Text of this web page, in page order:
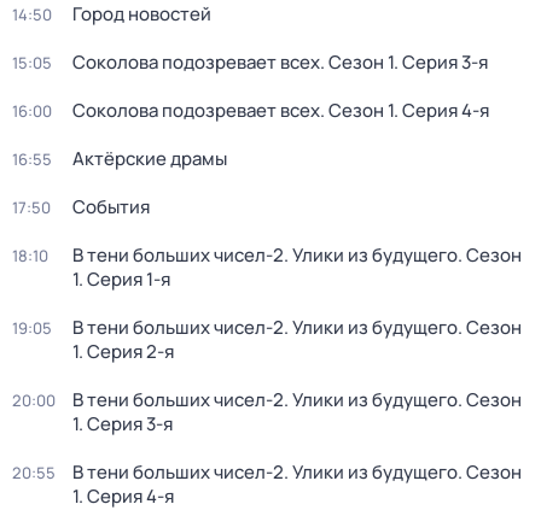
14:50 Город новостей
15:05 Соколова подозревает всех. Сезон 1. Серия 3-я
16:00 Соколова подозревает всех. Сезон 1. Серия 4-я
16:55 Актёрские драмы
17:50 События
18:10 В тени больших чисел-2. Улики из будущего. Сезон
1. Серия 1-я
19:05 В тени больших чисел-2. Улики из будущего. Сезон
1. Серия 2-я
20:00 В тени больших чисел-2. Улики из будущего. Сезон
1. Серия 3-я
20:55 В тени больших чисел-2. Улики из будущего. Сезон
1. Серия 4-я